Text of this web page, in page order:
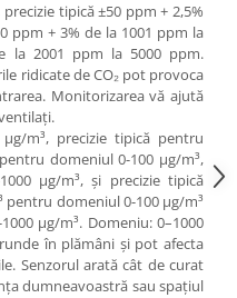
tipică ±50 ppm + 2,5%
ppm + 3% de la 1001 ppm la
la 2001 ppm la 5000 ppm.
ridicate de CO₂ pot provoca
Monitorizarea vă ajută
µg/m³, precizie tipică pentru
domeniul 0-100 μg/m³,
µg/m³, și precizie tipică
pentru domeniul 0-100 µg/m³
µg/m³. Domeniu: 0–1000
în plămâni și pot afecta
Senzorul arată cât de curat
dumneavoastră sau spațiul